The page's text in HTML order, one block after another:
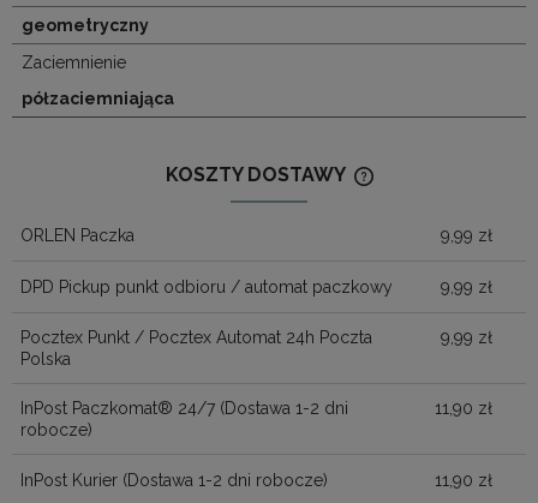
geometryczny
Zaciemnienie
półzaciemniająca
KOSZTY DOSTAWY
ORLEN Paczka 9,99 zł
DPD Pickup punkt odbioru / automat paczkowy 9,99 zł
Pocztex Punkt / Pocztex Automat 24h Poczta
Polska
9,99 zł
InPost Paczkomat® 24/7 (Dostawa 1-2 dni
robocze)
11,90 zł
InPost Kurier (Dostawa 1-2 dni robocze) 11,90 zł